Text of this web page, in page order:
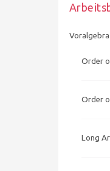
Voralgebra
Order
Order
Long